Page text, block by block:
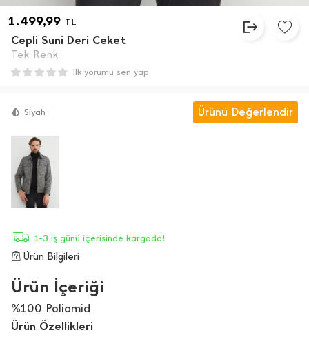
1.499,99 TL
Cepli Suni Deri Ceket
Tek Renk
İlk yorumu sen yap
Siyah Ürünü Değerlendir
1-3 iş günü içerisinde kargoda!
Ürün Bilgileri
Ürün İçeriği
%100 Poliamid
Ürün Özellikleri